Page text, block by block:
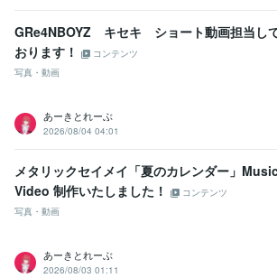
GRe4NBOYZ キセキ ショート動画担当し
おります！
コンテンツ
写真・動画
あーきとれーぶ
2026/08/04 04:01
メタリックセイメイ「夏のカレンダー」
Video 制作いたしました！
コンテンツ
写真・動画
あーきとれーぶ
2026/08/03 01:11